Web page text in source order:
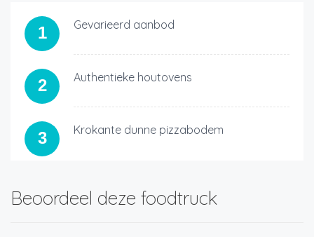
1 Gevarieerd aanbod
2 Authentieke houtovens
3 Krokante dunne pizzabodem
Beoordeel deze foodtruck